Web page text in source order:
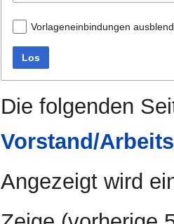
Vorlageneinbindungen
Los
Die folgenden
Vorstand/
Angezeigt wird